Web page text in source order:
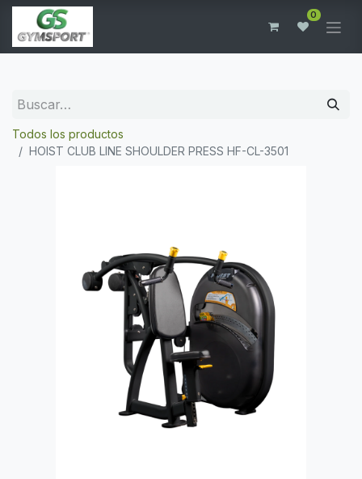
0
Todos los productos
HOIST CLUB LINE SHOULDER PRESS HF-CL-3501